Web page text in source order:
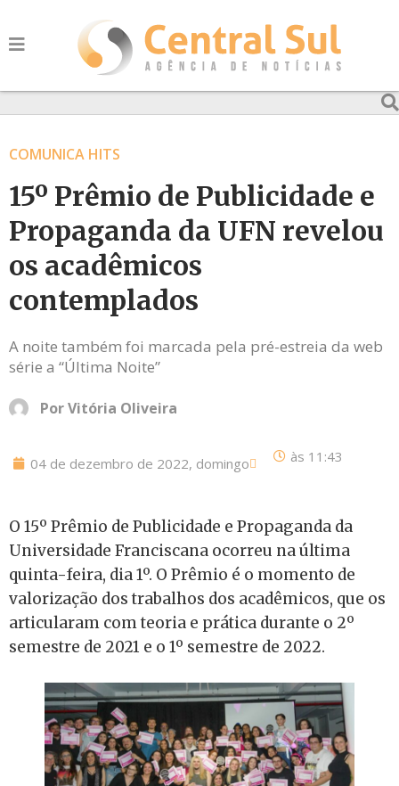
COMUNICA HITS
15º Prêmio de Publicidade e
Propaganda da UFN revelou
os acadêmicos
contemplados
A noite também foi marcada pela pré-estreia da web
série a “Última Noite”
PorVitória Oliveira
04 de dezembro de 2022, domingo às 11:43
O 15º Prêmio de Publicidade e Propaganda da
Universidade Franciscana ocorreu na última
quinta-feira, dia 1º. O Prêmio é o momento de
valorização dos trabalhos dos acadêmicos, que os
articularam com teoria e prática durante o 2º
semestre de 2021 e o 1º semestre de 2022.